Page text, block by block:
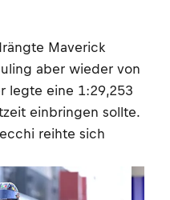
Maverick
aber wieder von
legte eine 1:29,253
einbringen sollte.
reihte sich